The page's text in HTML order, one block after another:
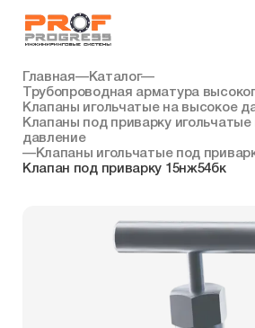
Главная—Каталог—
Трубопроводная арматура
Клапаны игольчатые на высокое
Клапаны под приварку
давление
—Клапаны игольчатые под
Клапан под приварку 15нж54бк